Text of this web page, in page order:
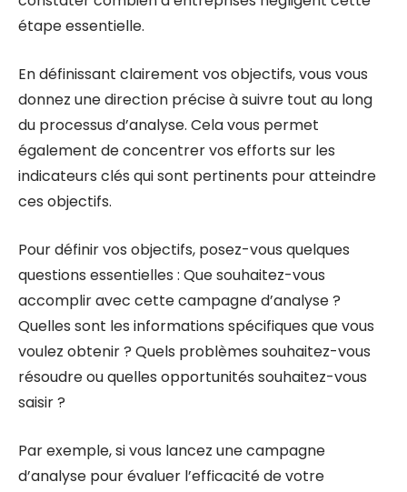
étape essentielle.
En définissant clairement vos objectifs, vous vous
donnez une direction précise à suivre tout au long
du processus d’analyse. Cela vous permet
également de concentrer vos efforts sur les
indicateurs clés qui sont pertinents pour atteindre
ces objectifs.
Pour définir vos objectifs, posez-vous quelques
questions essentielles : Que souhaitez-vous
accomplir avec cette campagne d’analyse ?
Quelles sont les informations spécifiques que vous
voulez obtenir ? Quels problèmes souhaitez-vous
résoudre ou quelles opportunités souhaitez-vous
saisir ?
Par exemple, si vous lancez une campagne
d’analyse pour évaluer l’efficacité de votre